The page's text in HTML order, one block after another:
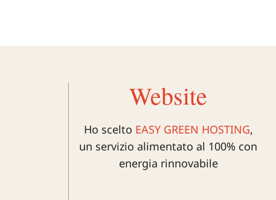
Website
Ho scelto EASY GREEN HOSTING,
un servizio alimentato al 100% con
energia rinnovabile